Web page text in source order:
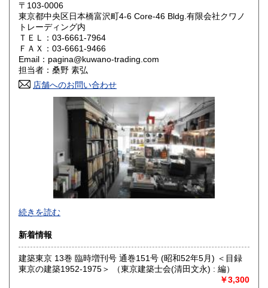
岡山県 185円 185円
山口県 185円
香川県 185円 愛媛県
高知県 185円
185円 長崎県
185円 大分県
185円 鹿児島県
185円
〒103-0006
東京都中央区日本橋富沢町4-6 Core-46 Bldg.有限会社クワノ
トレーディング内
ＴＥＬ：03-6661-7964
ＦＡＸ：03-6661-9466
Email：pagina@kuwano-trading.com
担当者：桑野 素弘
店舗へのお問い合わせ
グラフィックデザイン、イラストレーション、タイポグラフ
ィ、プロダクトデザイン、インテリア、建築、広告、写真に
関する資料を扱っています。買取りも積極的に行っておりま
すので、出張・宅配買取ともに、お気軽にご連絡ください。
沿線名：東京メトロ日比谷線
最寄駅：人形町
続きを読む
新着情報
建築東京 13巻 臨時増刊号 通巻151号 (昭和52年5月) ＜目録
東京の建築1952-1975＞ （東京建築士会(清田文永) : 編）
￥3,300